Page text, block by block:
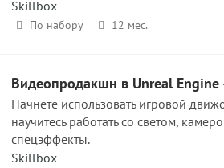
Skillbox
По набору 12 мес.
Видеопродакшн в Unreal
Начнете использовать игровой
научитесь работать со светом,
спецэффекты.
Skillbox